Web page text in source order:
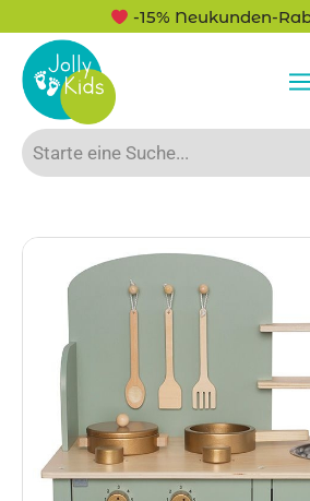
-15% Neukunden-Rabatt -